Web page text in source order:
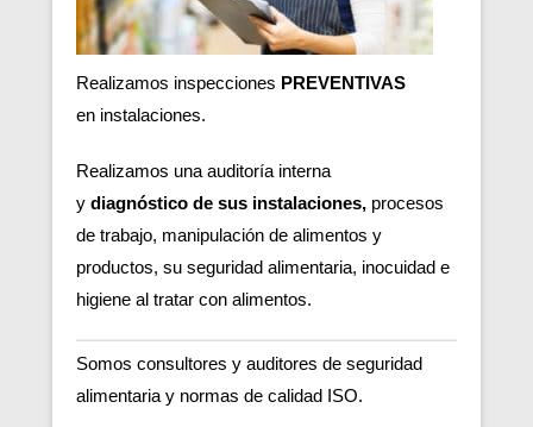
Realizamos inspecciones PREVENTIVAS
en instalaciones.
Realizamos una auditoría interna
y diagnóstico de sus instalaciones, procesos
de trabajo, manipulación de alimentos y
productos, su seguridad alimentaria, inocuidad e
higiene al tratar con alimentos.
Somos consultores y auditores de seguridad
alimentaria y normas de calidad ISO.